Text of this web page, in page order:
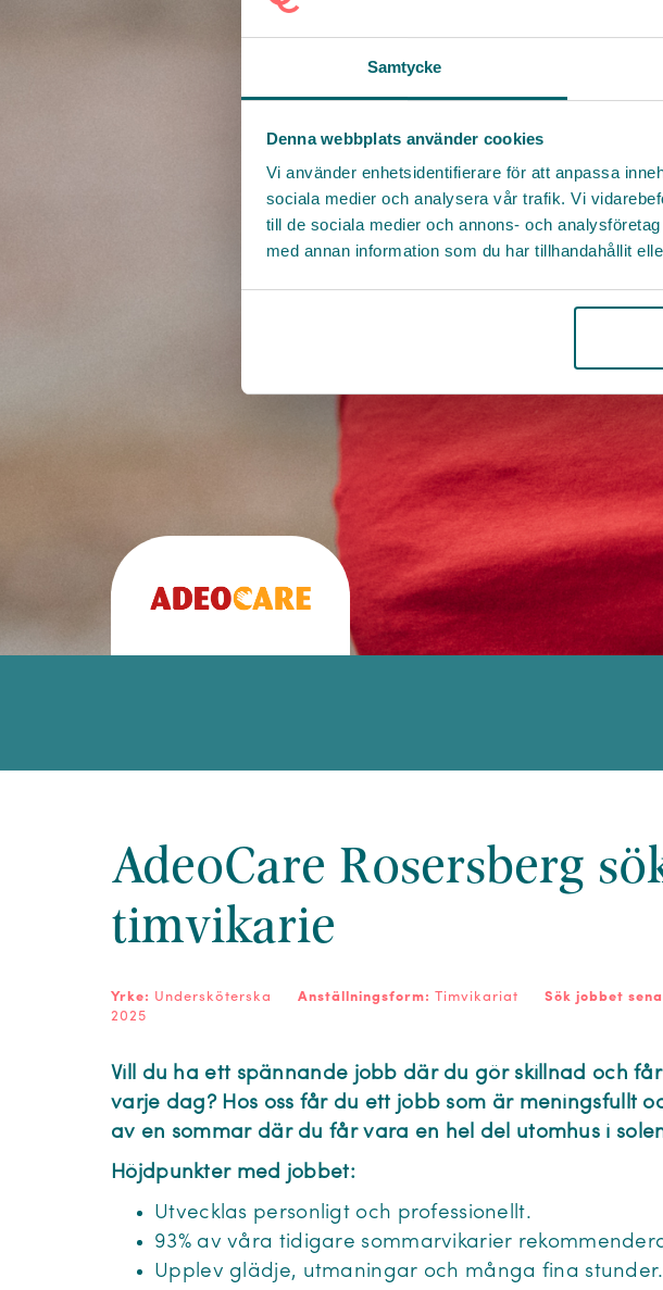
Samtycke
Denna webbplats använder cookies
Vi använder enhetsidentifierare för att anpassa
sociala medier och analysera vår trafik. Vi
till de sociala medier och annons- och
med annan information som du har tillhandahållit
AdeoCare Rosersberg
timvikarie
Yrke: Undersköterska Anställningsform: Timvikariat Sök jobbet
2025
Vill du ha ett spännande jobb där du gör skillnad och
varje dag? Hos oss får du ett jobb som är meningsfullt
av en sommar där du får vara en hel del utomhus i
Höjdpunkter med jobbet:
Utvecklas personligt och professionellt.
93% av våra tidigare sommarvikarier
Upplev glädje, utmaningar och många fina stunder.